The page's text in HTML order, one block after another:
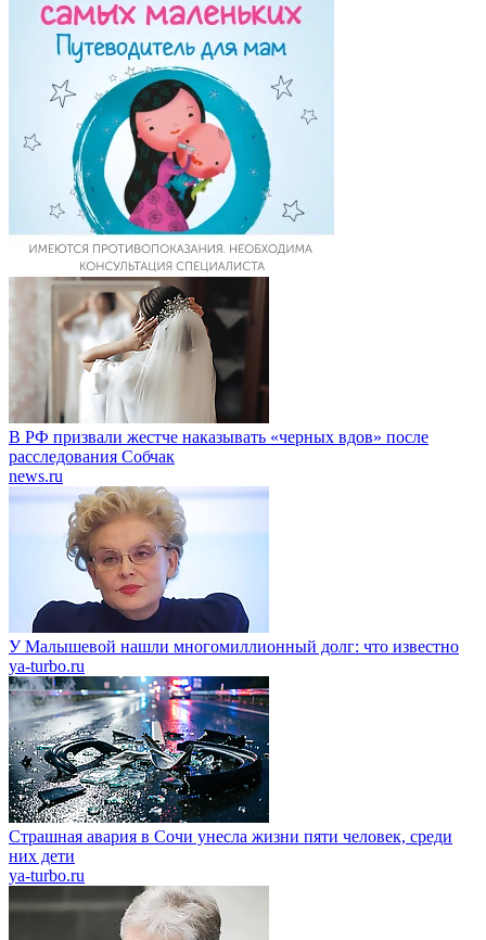
В РФ призвали жестче наказывать «черных вдов» после
расследования Собчак
news.ru
У Малышевой нашли многомиллионный долг: что известно
ya-turbo.ru
Страшная авария в Сочи унесла жизни пяти человек, среди
них дети
ya-turbo.ru